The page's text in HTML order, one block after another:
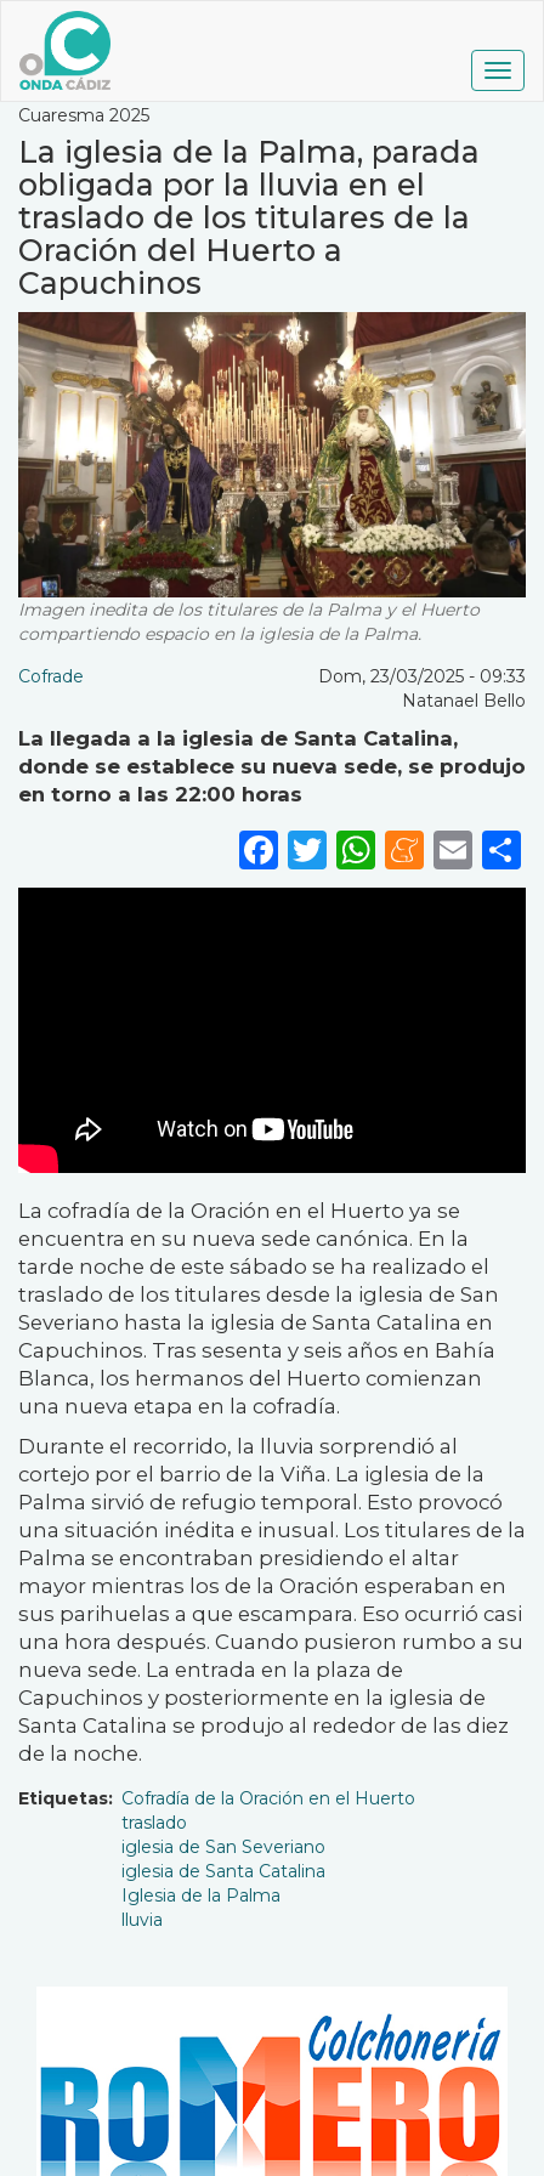
contenido
principal
Cuaresma 2025
La iglesia de la Palma, parada
obligada por la lluvia en el
traslado de los titulares de la
Oración del Huerto a
Capuchinos
Imagen inedita de los titulares de la Palma y el Huerto
compartiendo espacio en la iglesia de la Palma.
Cofrade
Dom, 23/03/2025 - 09:33
Natanael Bello
La llegada a la iglesia de Santa Catalina,
donde se establece su nueva sede, se produjo
en torno a las 22:00 horas
Facebook
Twitter
La cofradía de la Oración en el Huerto ya se
encuentra en su nueva sede canónica. En la
tarde noche de este sábado se ha realizado el
traslado de los titulares desde la iglesia de San
Severiano hasta la iglesia de Santa Catalina en
Capuchinos. Tras sesenta y seis años en Bahía
Blanca, los hermanos del Huerto comienzan
una nueva etapa en la cofradía.
Durante el recorrido, la lluvia sorprendió al
cortejo por el barrio de la Viña. La iglesia de la
Palma sirvió de refugio temporal. Esto provocó
una situación inédita e inusual. Los titulares de la
Palma se encontraban presidiendo el altar
mayor mientras los de la Oración esperaban en
sus parihuelas a que escampara. Eso ocurrió casi
una hora después. Cuando pusieron rumbo a su
nueva sede. La entrada en la plaza de
Capuchinos y posteriormente en la iglesia de
Santa Catalina se produjo al rededor de las diez
de la noche.
Etiquetas
Cofradía de la Oración en el Huerto
traslado
iglesia de San Severiano
iglesia de Santa Catalina
Iglesia de la Palma
lluvia